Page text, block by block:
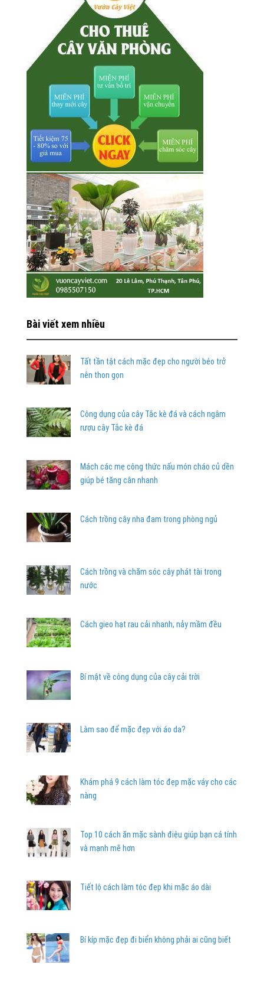
Bài viết xem nhiều
Tất tần tật cách mặc đẹp cho người béo trở
nên thon gọn
Công dụng của cây Tắc kè đá và cách ngâm
rượu cây Tắc kè đá
Mách các mẹ công thức nấu món cháo củ dền
giúp bé tăng cân nhanh
Cách trồng cây nha đam trong phòng ngủ
Cách trồng và chăm sóc cây phát tài trong
nước
Cách gieo hạt rau cải nhanh, nảy mầm đều
Bí mật về công dụng của cây cải trời
Làm sao để mặc đẹp với áo da?
Khám phá 9 cách làm tóc đẹp mặc váy cho các
nàng
Top 10 cách ăn mặc sành điệu giúp bạn cá tính
và mạnh mẽ hơn
Tiết lộ cách làm tóc đẹp khi mặc áo dài
Bí kíp mặc đẹp đi biển không phải ai cũng biết